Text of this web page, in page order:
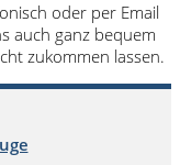
oder per Email
auch ganz bequem
zukommen lassen.